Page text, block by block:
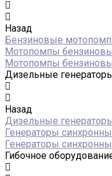
Назад
Бензиновые
Мотопомпы
Мотопомпы
Дизельные
Назад
Дизельные
Генераторы
Генераторы
Гибочное